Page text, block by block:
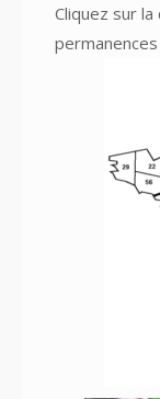
Cliquez sur